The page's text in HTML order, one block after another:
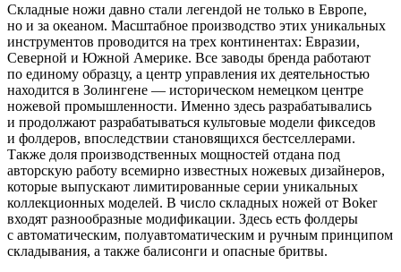
Складные ножи давно стали легендой не только в Европе,
но и за океаном. Масштабное производство этих уникальных
инструментов проводится на трех континентах: Евразии,
Северной и Южной Америке. Все заводы бренда работают
по единому образцу, а центр управления их деятельностью
находится в Золингене — историческом немецком центре
ножевой промышленности. Именно здесь разрабатывались
и продолжают разрабатываться культовые модели фикседов
и фолдеров, впоследствии становящихся бестселлерами.
Также доля производственных мощностей отдана под
авторскую работу всемирно известных ножевых дизайнеров,
которые выпускают лимитированные серии уникальных
коллекционных моделей. В число складных ножей от Boker
входят разнообразные модификации. Здесь есть фолдеры
с автоматическим, полуавтоматическим и ручным принципом
складывания, а также балисонги и опасные бритвы.